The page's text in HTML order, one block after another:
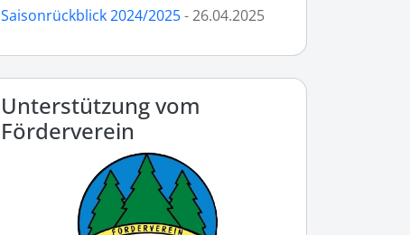
Saisonrückblick 2024/2025- 26.04.2025
Unterstützung vom
Förderverein